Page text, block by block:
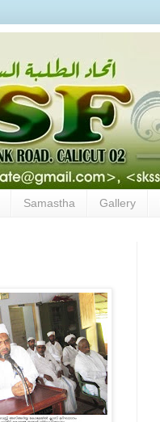
Samastha Gallery